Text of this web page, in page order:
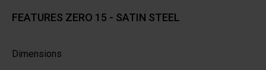
FEATURES ZERO 15 - SATIN STEEL
Dimensions